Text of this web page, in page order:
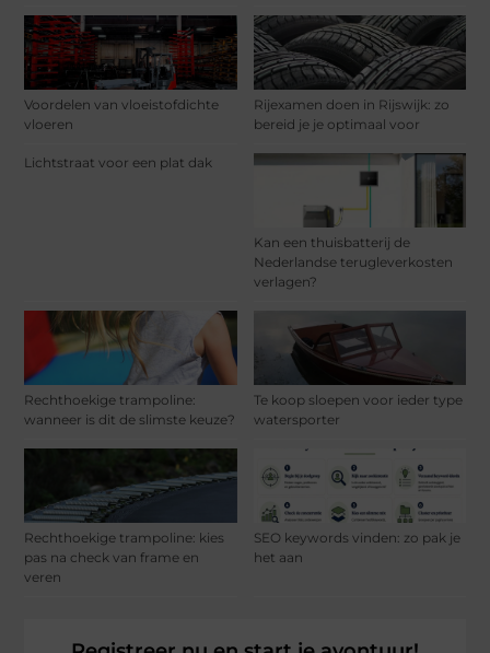
Voordelen van vloeistofdichte
vloeren
Rijexamen doen in Rijswijk: zo
bereid je je optimaal voor
Lichtstraat voor een plat dak
Kan een thuisbatterij de
Nederlandse terugleverkosten
verlagen?
Rechthoekige trampoline:
wanneer is dit de slimste keuze?
Te koop sloepen voor ieder type
watersporter
Rechthoekige trampoline: kies
pas na check van frame en
veren
SEO keywords vinden: zo pak je
het aan